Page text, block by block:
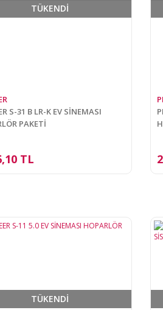
TÜKENDİ
S-31 B LR-K EV SİNEMASI
PAKETİ
TL
TÜKENDİ